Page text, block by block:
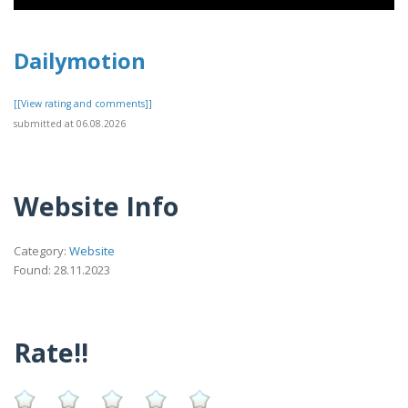
Dailymotion
[[View rating and comments]]
submitted at 06.08.2026
Website Info
Category: Website
Found: 28.11.2023
Rate!!